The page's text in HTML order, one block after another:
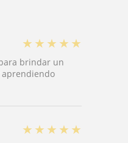
★ ★ ★ ★ ★
brindar un
aprendiendo
★ ★ ★ ★ ★